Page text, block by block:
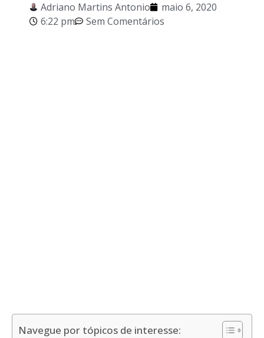
Adriano Martins Antonio
maio 6, 2020
6:22 pm
Sem Comentários
Navegue por tópicos de interesse: